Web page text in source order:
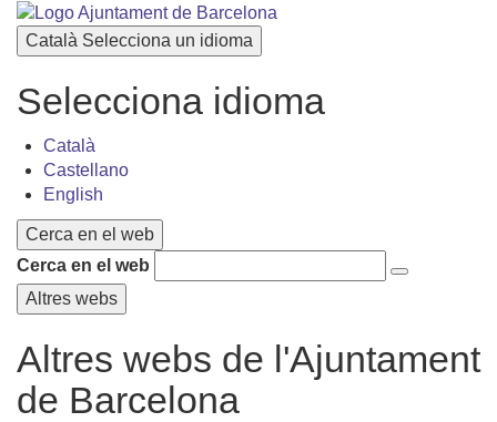
Català Selecciona un idioma
Selecciona idioma
Català
Castellano
English
Cerca en el web
Cerca en el web
Altres webs
Altres webs de l'Ajuntament
de Barcelona